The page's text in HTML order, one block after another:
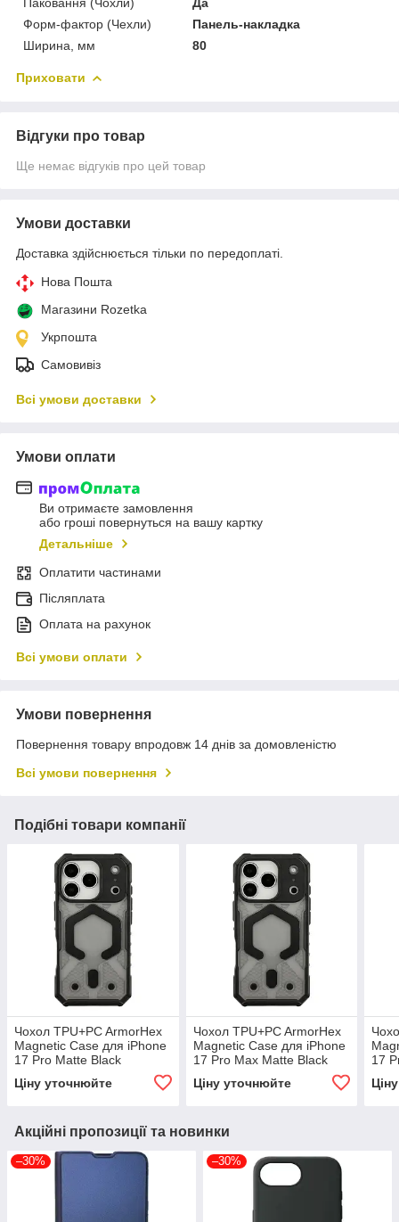
Форм-фактор (Чехли)
Панель-накладка
Ширина, мм
80
Приховати
Відгуки про товар
Ще немає відгуків про цей товар
Умови доставки
Доставка здійснюється тільки по передоплаті.
Нова Пошта
Магазини Rozetka
Укрпошта
Самовивіз
Всі умови доставки
Умови оплати
Ви отримаєте замовлення
або гроші повернуться на вашу картку
Детальніше
Оплатити частинами
Післяплата
Оплата на рахунок
Всі умови оплати
Умови повернення
Повернення товару впродовж 14 днів за домовленістю
Всі умови повернення
Подібні товари компанії
Чохол TPU+PC ArmorHex
Magnetic Case для iPhone
17 Pro Matte Black
Ціну уточнюйте
Чохол TPU+PC ArmorHex
Magnetic Case для iPhone
17 Pro Max Matte Black
Ціну уточнюйте
17
Акційні пропозиції та новинки
–30% –30%